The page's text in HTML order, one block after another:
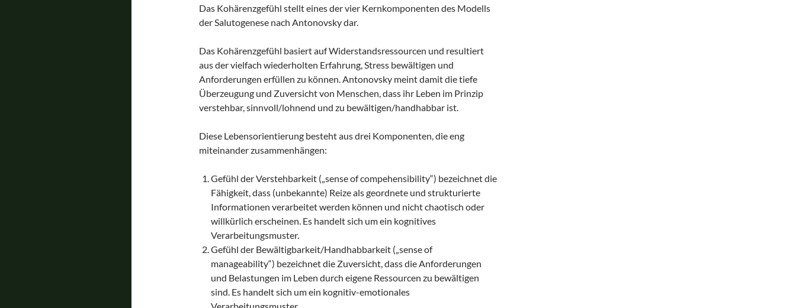
Das Kohärenzgefühl stellt eines der vier Kernkomponenten des Modells
der Salutogenese nach Antonovsky dar.
Das Kohärenzgefühl basiert auf Widerstandsressourcen und resultiert
aus der vielfach wiederholten Erfahrung, Stress bewältigen und
Anforderungen erfüllen zu können. Antonovsky meint damit die tiefe
Überzeugung und Zuversicht von Menschen, dass ihr Leben im Prinzip
verstehbar, sinnvoll/lohnend und zu bewältigen/handhabbar ist.
Diese Lebensorientierung besteht aus drei Komponenten, die eng
miteinander zusammenhängen:
Gefühl der Verstehbarkeit („sense of compehensibility“) bezeichnet die
Fähigkeit, dass (unbekannte) Reize als geordnete und strukturierte
Informationen verarbeitet werden können und nicht chaotisch oder
willkürlich erscheinen. Es handelt sich um ein kognitives
Verarbeitungsmuster.
Gefühl der Bewältigbarkeit/Handhabbarkeit („sense of
manageability“) bezeichnet die Zuversicht, dass die Anforderungen
und Belastungen im Leben durch eigene Ressourcen zu bewältigen
sind. Es handelt sich um ein kognitiv-emotionales